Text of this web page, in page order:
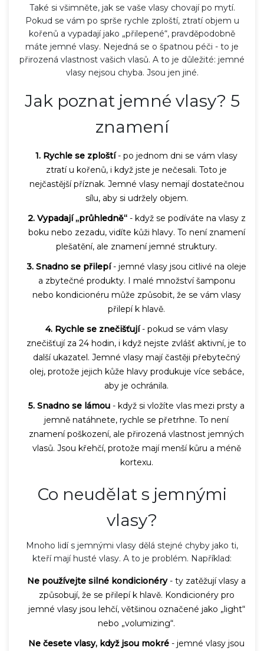
Také si všimněte, jak se vaše vlasy chovají po mytí.
Pokud se vám po sprše rychle zploští, ztratí objem u
kořenů a vypadají jako „přilepené“, pravděpodobně
máte jemné vlasy. Nejedná se o špatnou péči - to je
přirozená vlastnost vašich vlasů. A to je důležité: jemné
vlasy nejsou chyba. Jsou jen jiné.
Jak poznat jemné vlasy? 5
znamení
1. Rychle se zploští- po jednom dni se vám vlasy
ztratí u kořenů, i když jste je nečesali. Toto je
nejčastější příznak. Jemné vlasy nemají dostatečnou
sílu, aby si udržely objem.
2. Vypadají „průhledně“- když se podíváte na vlasy z
boku nebo zezadu, vidíte kůži hlavy. To není znamení
plešatění, ale znamení jemné struktury.
3. Snadno se přilepí- jemné vlasy jsou citlivé na oleje
a zbytečné produkty. I malé množství šamponu
nebo kondicionéru může způsobit, že se vám vlasy
přilepí k hlavě.
4. Rychle se znečišťují- pokud se vám vlasy
znečišťují za 24 hodin, i když nejste zvlášť aktivní, je to
další ukazatel. Jemné vlasy mají častěji přebytečný
olej, protože jejich kůže hlavy produkuje více sebáce,
aby je ochránila.
5. Snadno se lámou - když si vložíte vlas mezi prsty a
jemně natáhnete, rychle se přetrhne. To není
znamení poškození, ale přirozená vlastnost jemných
vlasů. Jsou křehčí, protože mají menší kůru a méně
kortexu.
Co neudělat s jemnými
vlasy?
Mnoho lidí s jemnými vlasy dělá stejné chyby jako ti,
kteří mají husté vlasy. A to je problém. Například:
Ne používejte silné kondicionéry- ty zatěžují vlasy a
způsobují, že se přilepí k hlavě. Kondicionéry pro
jemné vlasy jsou lehčí, většinou označené jako „light“
nebo „volumizing“.
Ne česete vlasy, když jsou mokré - jemné vlasy jsou